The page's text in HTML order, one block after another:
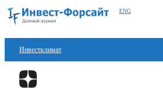
ENG
Инвестклимат
Финансы